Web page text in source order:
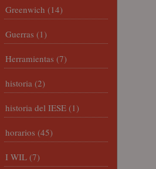
Greenwich (14)
Guerras (1)
Herramientas (7)
historia (2)
historia del IESE (1)
horarios (45)
I WIL (7)